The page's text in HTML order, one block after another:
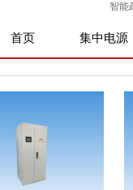
智能
首页 集中电源